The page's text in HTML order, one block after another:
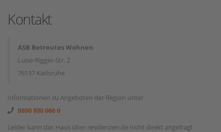
Kontakt
ASB Betreutes Wohnen
Luise-Rigger-Str. 2
76137 Karlsruhe
Informationen zu Angeboten der Region unter
0800 800 666 0
Leider kann das Haus über residenzen.de nicht direkt angefragt